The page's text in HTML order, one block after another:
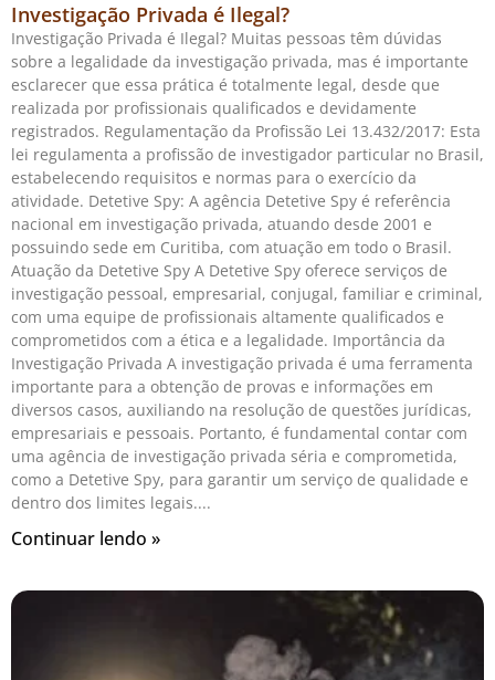
Investigação Privada é Ilegal?
Investigação Privada é Ilegal? Muitas pessoas têm dúvidas
sobre a legalidade da investigação privada, mas é importante
esclarecer que essa prática é totalmente legal, desde que
realizada por profissionais qualificados e devidamente
registrados. Regulamentação da Profissão Lei 13.432/2017: Esta
lei regulamenta a profissão de investigador particular no Brasil,
estabelecendo requisitos e normas para o exercício da
atividade. Detetive Spy: A agência Detetive Spy é referência
nacional em investigação privada, atuando desde 2001 e
possuindo sede em Curitiba, com atuação em todo o Brasil.
Atuação da Detetive Spy A Detetive Spy oferece serviços de
investigação pessoal, empresarial, conjugal, familiar e criminal,
com uma equipe de profissionais altamente qualificados e
comprometidos com a ética e a legalidade. Importância da
Investigação Privada A investigação privada é uma ferramenta
importante para a obtenção de provas e informações em
diversos casos, auxiliando na resolução de questões jurídicas,
empresariais e pessoais. Portanto, é fundamental contar com
uma agência de investigação privada séria e comprometida,
como a Detetive Spy, para garantir um serviço de qualidade e
dentro dos limites legais.
Continuar lendo »